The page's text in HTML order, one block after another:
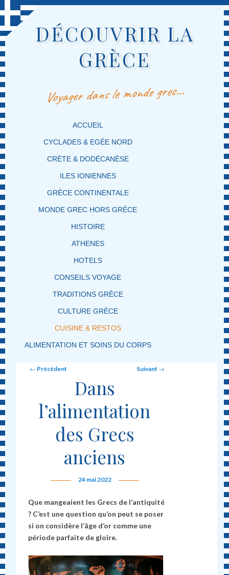
DÉCOUVRIR LA
GRÈCE
Voyager dans le monde grec…
MENU PRINCIPAL
MASQUER LA NAVIGATION PRINCIPALE
MASQUER LA NAVIGATION SECONDAIRE
ACCUEIL
CYCLADES & EGÉE NORD
CRÈTE & DODÉCANÈSE
ILES IONIENNES
GRÈCE CONTINENTALE
MONDE GREC HORS GRÈCE
HISTOIRE
ATHENES
HOTELS
CONSEILS VOYAGE
TRADITIONS GRÈCE
CULTURE GRÈCE
CUISINE & RESTOS
ALIMENTATION ET SOINS DU CORPS
Post navigation
← Précédent Suivant →
Dans
l’alimentation
des Grecs
anciens
24 mai 2022
Que mangeaient les Grecs de l’antiquité
? C’est une question qu’on peut se poser
si on considère l’âge d’or comme une
période parfaite de gloire.